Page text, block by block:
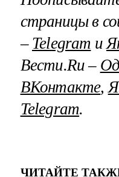
страницы в
– Telegram и
Вести.Ru –
ВКонтакте,
Telegram.
ЧИТАЙТЕ